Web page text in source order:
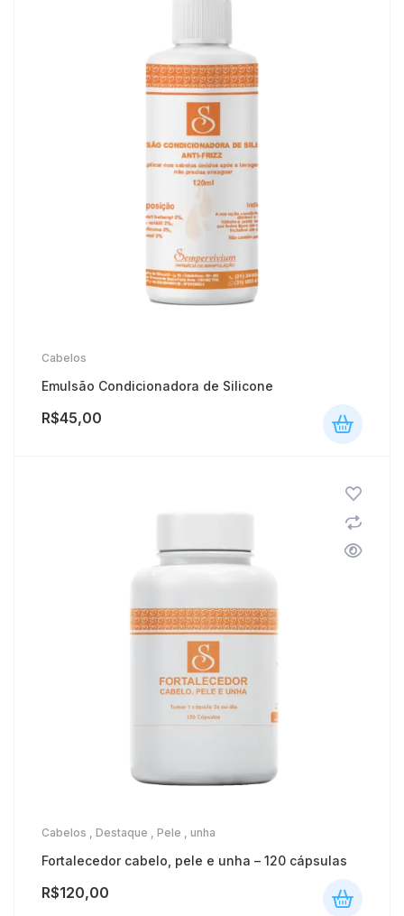
Cabelos
Emulsão Condicionadora de Silicone
R$45,00
Cabelos , Destaque , Pele , unha
Fortalecedor cabelo, pele e unha – 120 cápsulas
R$120,00